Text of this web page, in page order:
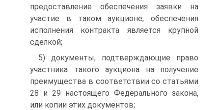
предоставление обеспечения заявки на
участие в таком аукционе, обеспечения
исполнения контракта является крупной
сделкой;
5) документы, подтверждающие право
участника такого аукциона на получение
преимущества в соответствии со статьями
28 и 29 настоящего Федерального закона,
или копии этих документов;